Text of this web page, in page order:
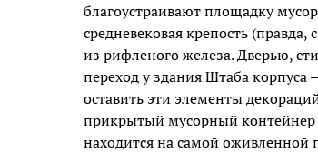
благоустраивают площадку
средневековая крепость
из рифленого железа. Дверью,
переход у здания Штаба корпуса
оставить эти элементы
прикрытый мусорный контейнер
находится на самой оживленной